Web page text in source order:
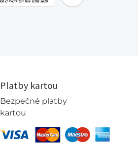
Platby kartou
Bezpečné platby
kartou